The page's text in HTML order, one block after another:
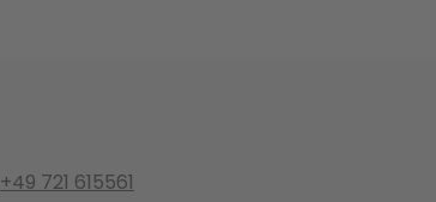
+49 721 615561